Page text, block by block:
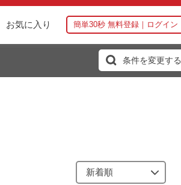
お気に入り 簡単30秒 無料登録｜ログイン
条件を変更する